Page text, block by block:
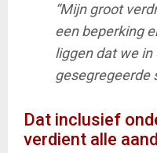
“Mijn groot
een beperking
liggen dat we in
gesegregeerde
Dat inclusief
verdient alle